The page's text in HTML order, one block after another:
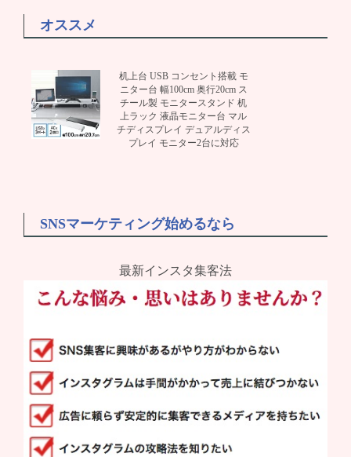
オススメ
机上台 USB コンセント搭載 モ
ニター台 幅100cm 奥行20cm ス
チール製 モニタースタンド 机
上ラック 液晶モニター台 マル
チディスプレイ デュアルディス
プレイ モニター2台に対応
SNSマーケティング始めるなら
最新インスタ集客法